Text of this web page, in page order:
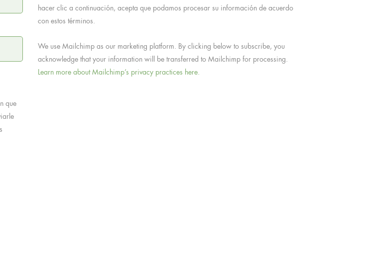
que
hacer clic a continuación, acepta que podamos procesar su información de acuerdo
con estos términos.
We use Mailchimp as our marketing platform. By clicking below to subscribe, you
acknowledge that your information will be transferred to Mailchimp for processing.
Learn more about Mailchimp’s privacy practices here.